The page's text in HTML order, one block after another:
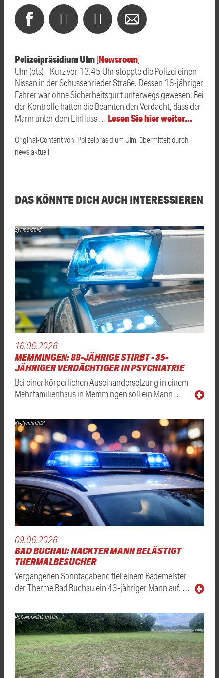
Polizeipräsidium Ulm[Newsroom]
Ulm (ots) – Kurz vor 13.45 Uhr stoppte die Polizei einen
Nissan in der Schussenrieder Straße. Dessen 18-jähriger
Fahrer war ohne Sicherheitsgurt unterwegs gewesen. Bei
der Kontrolle hatten die Beamten den Verdacht, dass der
Mann unter dem Einfluss … Lesen Sie hier weiter…
Original-Content von: Polizeipräsidium Ulm, übermittelt durch
news aktuell
DAS KÖNNTE DICH AUCH INTERESSIEREN
Symboldbild
16.06.2026
MEMMINGEN: 88-JÄHRIGE STIRBT - 35-
JÄHRIGER VERDÄCHTIGER IN PSYCHIATRIE
Bei einer körperlichen Auseinandersetzung in einem
Mehrfamilienhaus in Memmingen soll ein Mann …
KI-Symbolbild
09.06.2026
BAD BUCHAU: NACKTER MANN BELÄSTIGT
THERMALBESUCHER
Vergangenen Sonntagabend fiel einem Bademeister
der Therme Bad Buchau ein 43-jähriger Mann auf. …
Polizeipräsidium Ulm